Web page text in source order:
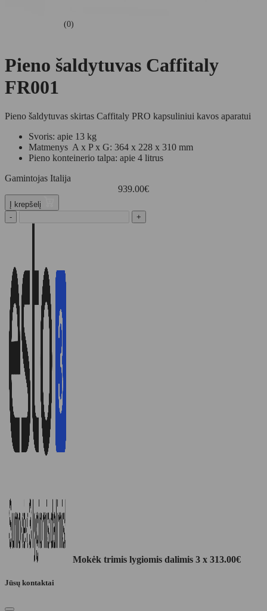
(0)
Pieno šaldytuvas Caffitaly
FR001
Pieno šaldytuvas skirtas Caffitaly PRO kapsuliniui kavos aparatui
Svoris: apie 13 kg
Matmenys A x P x G: 364 x 228 x 310 mm
Pieno konteinerio talpa: apie 4 litrus
Gamintojas Italija
939.00€
Į krepšelį
-
+
Mokėk trimis lygiomis dalimis 3 x 313.00€
Jūsų kontaktai